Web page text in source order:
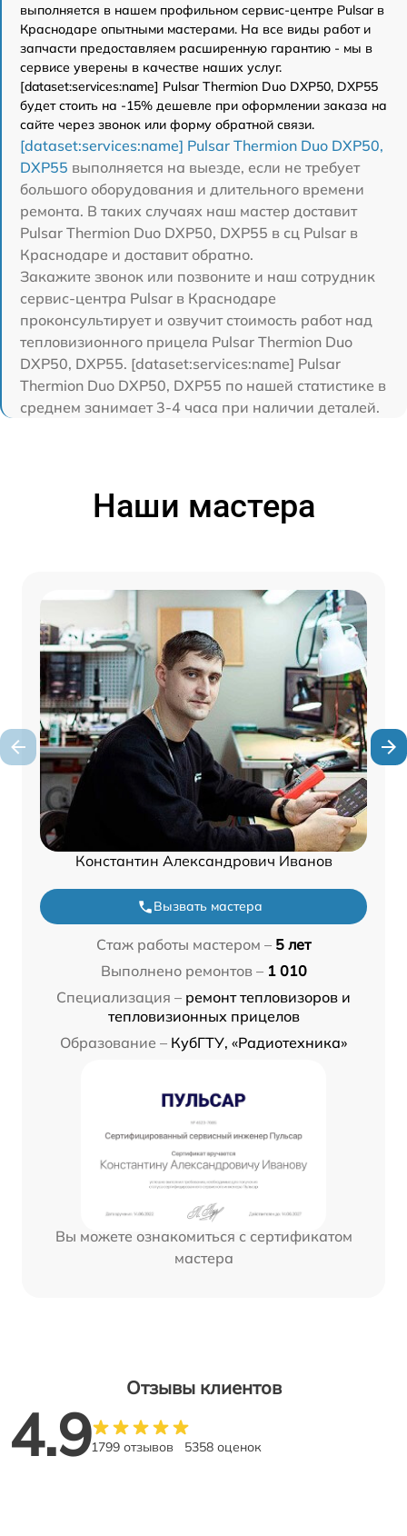
выполняется в нашем профильном сервис-центре Pulsar в
Краснодаре опытными мастерами. На все виды работ и
запчасти предоставляем расширенную гарантию - мы в
сервисе уверены в качестве наших услуг.
[dataset:services:name] Pulsar Thermion Duo DXP50, DXP55
будет стоить на -15% дешевле при оформлении заказа на
сайте через звонок или форму обратной связи.
[dataset:services:name] Pulsar Thermion Duo DXP50,
DXP55 выполняется на выезде, если не требует
большого оборудования и длительного времени
ремонта. В таких случаях наш мастер доставит
Pulsar Thermion Duo DXP50, DXP55 в сц Pulsar в
Краснодаре и доставит обратно.
Закажите звонок или позвоните и наш сотрудник
сервис-центра Pulsar в Краснодаре
проконсультирует и озвучит стоимость работ над
тепловизионного прицела Pulsar Thermion Duo
DXP50, DXP55. [dataset:services:name] Pulsar
Thermion Duo DXP50, DXP55 по нашей статистике в
среднем занимает 3-4 часа при наличии деталей.
Наши мастера
Константин Александрович Иванов
Вызвать мастера
Стаж работы мастером – 5 лет
Выполнено ремонтов – 1 010
Специализация – ремонт тепловизоров и
тепловизионных прицелов
Образование – КубГТУ, «Радиотехника»
Вы можете ознакомиться с сертификатом
мастера
Отзывы клиентов
4.91799 отзывов 5358 оценок